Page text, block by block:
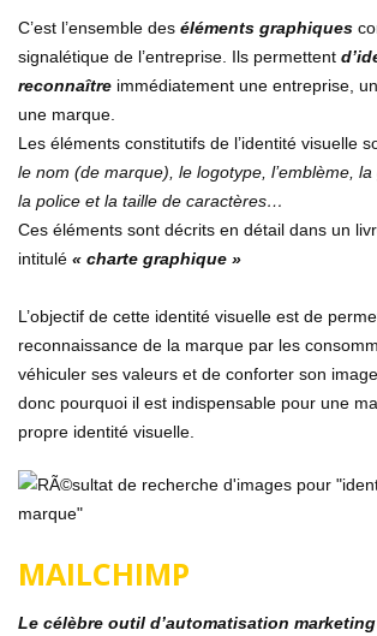
C’est l’ensemble des éléments graphiques
signalétique de l’entreprise. Ils permettent
reconnaître immédiatement une entreprise,
une marque.
Les éléments constitutifs de l’identité visuelle
le nom (de marque), le logotype, l’emblème, la
la police et la taille de caractères…
Ces éléments sont décrits en détail dans un
intitulé « charte graphique »
L’objectif de cette identité visuelle est de
reconnaissance de la marque par les
véhiculer ses valeurs et de conforter son
donc pourquoi il est indispensable pour une
propre identité visuelle.
MAILCHIMP
Le célèbre outil d’automatisation